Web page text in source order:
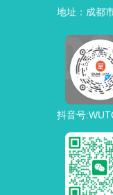
地址：成都
抖音号